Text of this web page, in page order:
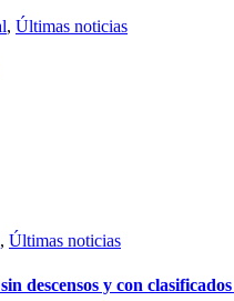
, Últimas noticias
, Últimas noticias
descensos y con